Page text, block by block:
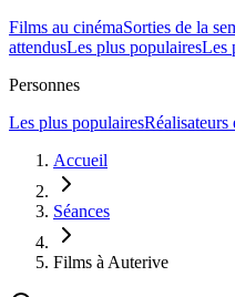
Films au cinémaSorties de la
attendusLes plus populairesLes
Personnes
Les plus populairesRéalisateurs
Accueil
Séances
Films à Auterive